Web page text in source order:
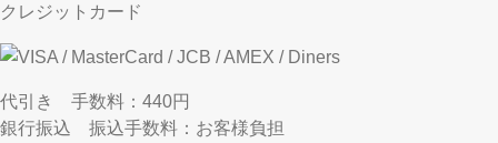
クレジットカード
代引き 手数料：440円
銀行振込 振込手数料：お客様負担